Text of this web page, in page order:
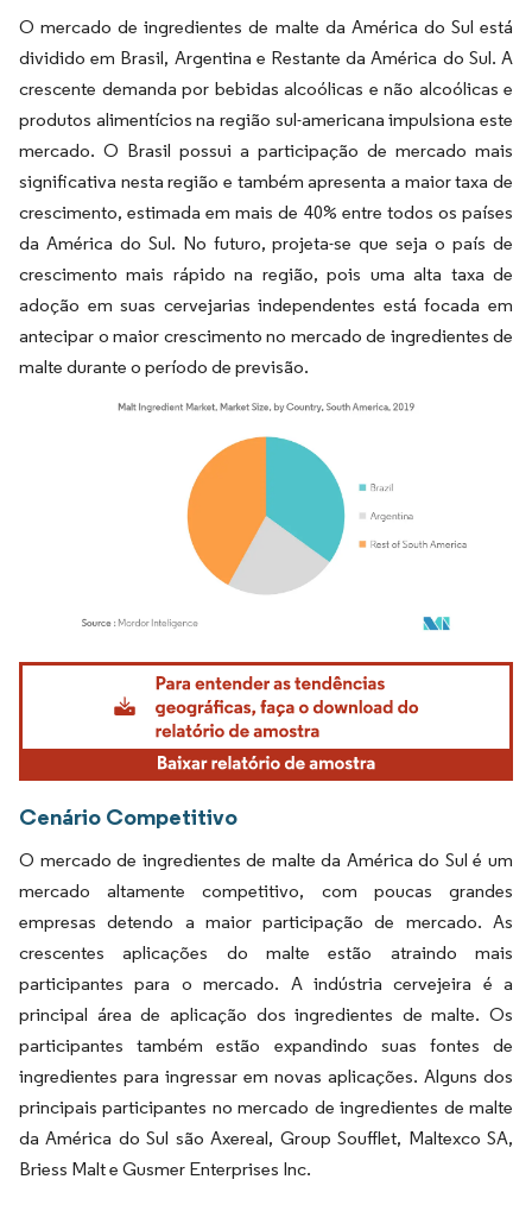
O mercado de ingredientes de malte da América do Sul está
dividido em Brasil, Argentina e Restante da América do Sul. A
crescente demanda por bebidas alcoólicas e não alcoólicas e
produtos alimentícios na região sul-americana impulsiona este
mercado. O Brasil possui a participação de mercado mais
significativa nesta região e também apresenta a maior taxa de
crescimento, estimada em mais de 40% entre todos os países
da América do Sul. No futuro, projeta-se que seja o país de
crescimento mais rápido na região, pois uma alta taxa de
adoção em suas cervejarias independentes está focada em
antecipar o maior crescimento no mercado de ingredientes de
malte durante o período de previsão.
Imagem © Mordor Intelligence. O reuso requer atribuição conforme CC BY 4.0.
Cenário Competitivo
O mercado de ingredientes de malte da América do Sul é um
mercado altamente competitivo, com poucas grandes
empresas detendo a maior participação de mercado. As
crescentes aplicações do malte estão atraindo mais
participantes para o mercado. A indústria cervejeira é a
principal área de aplicação dos ingredientes de malte. Os
participantes também estão expandindo suas fontes de
ingredientes para ingressar em novas aplicações. Alguns dos
principais participantes no mercado de ingredientes de malte
da América do Sul são Axereal, Group Soufflet, Maltexco SA,
Briess Malt e Gusmer Enterprises Inc.